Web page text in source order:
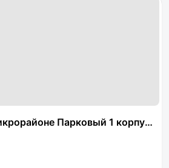
Парковый 1 корпус 21